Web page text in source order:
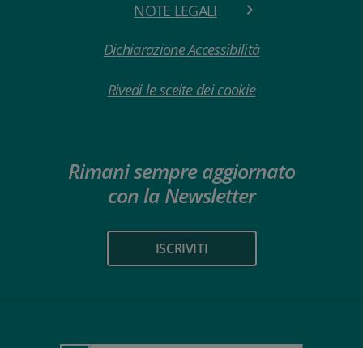
NOTE LEGALI
Dichiarazione Accessibilità
Rivedi le scelte dei cookie
Rimani sempre aggiornato
con la Newsletter
ISCRIVITI